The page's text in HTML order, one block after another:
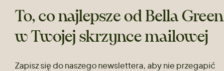
To, co najlepsze od Bella Green
w Twojej skrzynce mailowej
Zapisz się do naszego newslettera, aby nie przegapić